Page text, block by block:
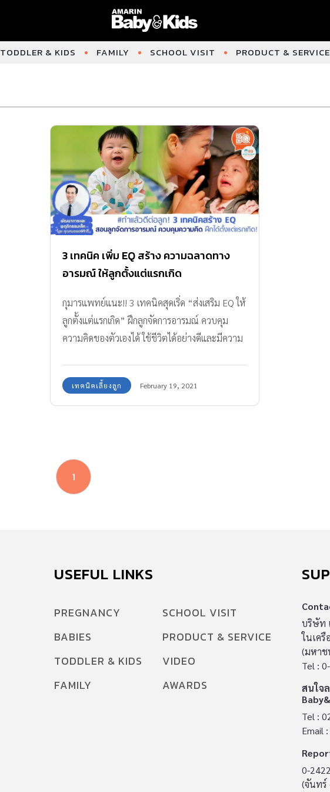
TODDLER & KIDS FAMILY SCHOOL VISIT PRODUCT & SERVICE
3 เทคนิค เพิ่ม EQ สร้าง ความฉลาดทาง
อารมณ์ ให้ลูกตั้งแต่แรกเกิด
กุมารแพทย์แนะ!! 3 เทคนิคสุดเริ่ด “ส่งเสริม EQ ให้
ลูกตั้งแต่แรกเกิด” ฝึกลูกจัดการอารมณ์ ควบคุม
ความคิดของตัวเองได้ ใช้ชีวิตได้อย่างดีและมีความ
เทคนิคเลี้ยงลูก February 19, 2021
1
USEFUL LINKS
PREGNANCY
BABIES
TODDLER & KIDS
FAMILY
SCHOOL VISIT
PRODUCT & SERVICE
VIDEO
AWARDS
บริษัท
ในเค
(มหาช
Tel :
สนใจ
Tel :
Email :
0-
(จันทร์